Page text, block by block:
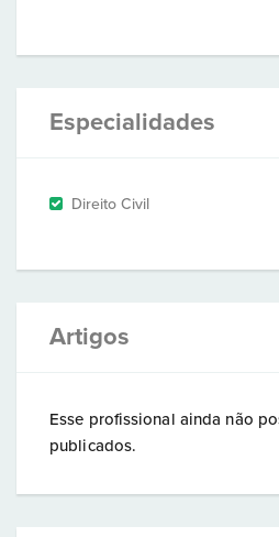
Especialidades
Direito Civil
Artigos
Esse profissional ainda não
publicados.